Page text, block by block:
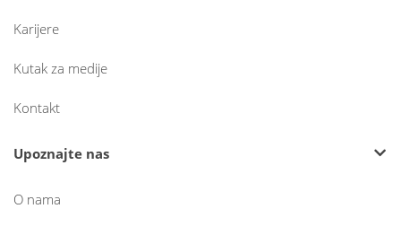
Karijere
Kutak za medije
Kontakt
Upoznajte nas
O nama